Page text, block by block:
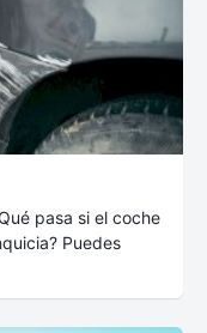
pasa si el coche
Puedes